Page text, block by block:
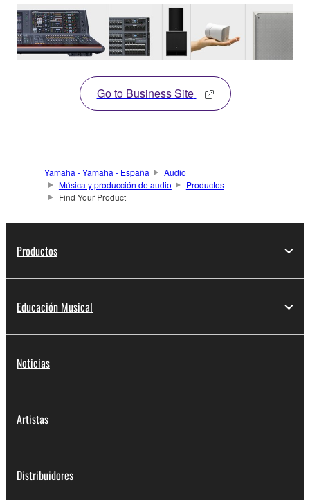
Go to Business Site
Yamaha - Yamaha - España
Audio
Música y producción de audio
Productos
Find Your Product
Productos
Educación Musical
Noticias
Artistas
Distribuidores